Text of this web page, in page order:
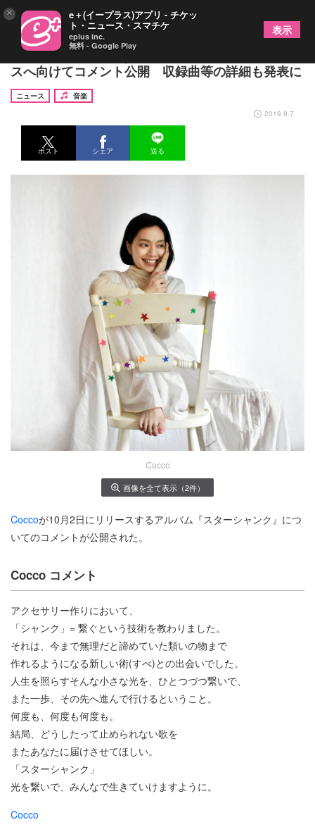
Cocco、3年ぶりとなるオリジナルアルバムリリー
スへ向けてコメント公開 収録曲等の詳細も発表に
ニュース
音楽
2019.8.7
ポスト シェア 送る
Cocco
画像を全て表示（2件）
Coccoが10月2日にリリースするアルバム『スターシャンク』につ
いてのコメントが公開された。
Cocco コメント
アクセサリー作りにおいて、
「シャンク」= 繋ぐという技術を教わりました。
それは、今まで無理だと諦めていた類いの物まで
作れるようになる新しい術(すべ)との出会いでした。
人生を照らすそんな小さな光を、ひとつづつ繋いで、
また一歩、その先へ進んで行けるということ。
何度も、何度も何度も。
結局、どうしたって止められない歌を
またあなたに届けさせてほしい。
「スターシャンク」
光を繋いで、みんなで生きていけますように。
Cocco
× e＋(イープラス)アプリ - チケッ
ト・ニュース・スマチケ
eplus inc.
無料 - Google Play
表示